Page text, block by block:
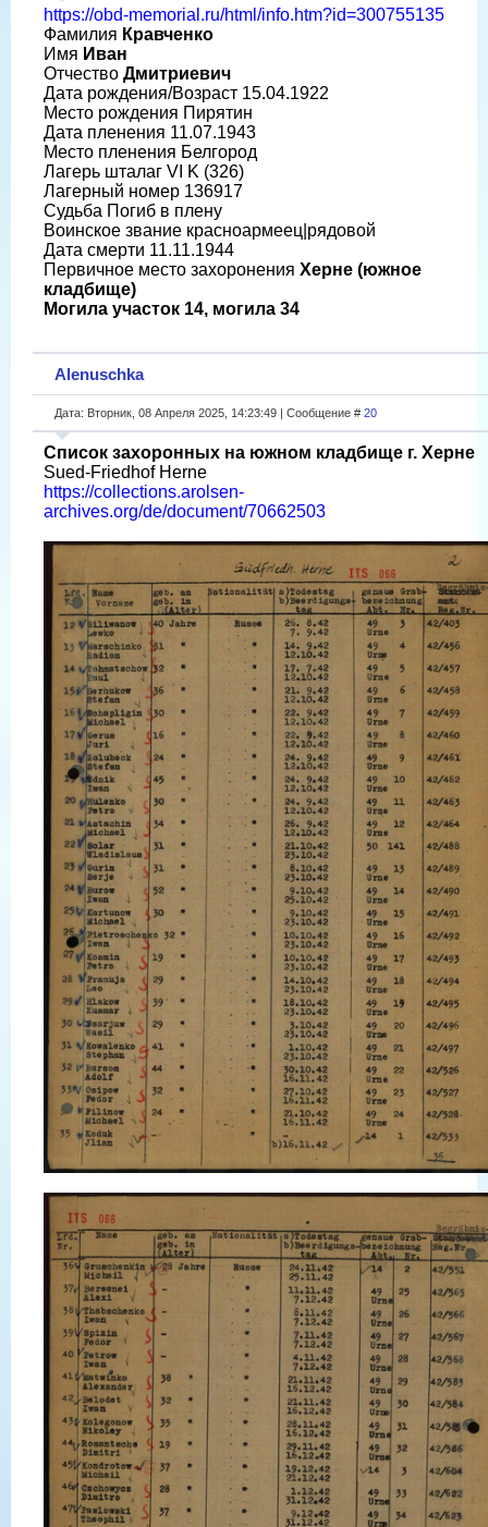
https://obd-memorial.ru/html/info.htm?id=300755135
Фамилия Кравченко
Имя Иван
Отчество Дмитриевич
Дата рождения/Возраст 15.04.1922
Место рождения Пирятин
Дата пленения 11.07.1943
Место пленения Белгород
Лагерь шталаг VI K (326)
Лагерный номер 136917
Судьба Погиб в плену
Воинское звание красноармеец|рядовой
Дата смерти 11.11.1944
Первичное место захоронения Херне (южное
кладбище)
Могила участок 14, могила 34
Alenuschka
Дата: Вторник, 08 Апреля 2025, 14:23:49 | Сообщение # 20
Список захоронных на южном кладбище г. Херне
Sued-Friedhof Herne
https://collections.arolsen-
archives.org/de/document/70662503